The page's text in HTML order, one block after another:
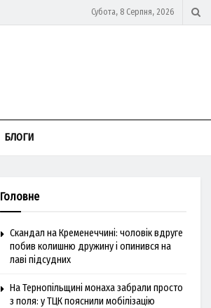
Субота, 8 Серпня, 2026
БЛОГИ
Головне
Скандал на Кременеччині: чоловік вдруге
побив колишню дружину і опинився на
лаві підсудних
На Тернопільщині монаха забрали просто
з поля: у ТЦК пояснили мобілізацію